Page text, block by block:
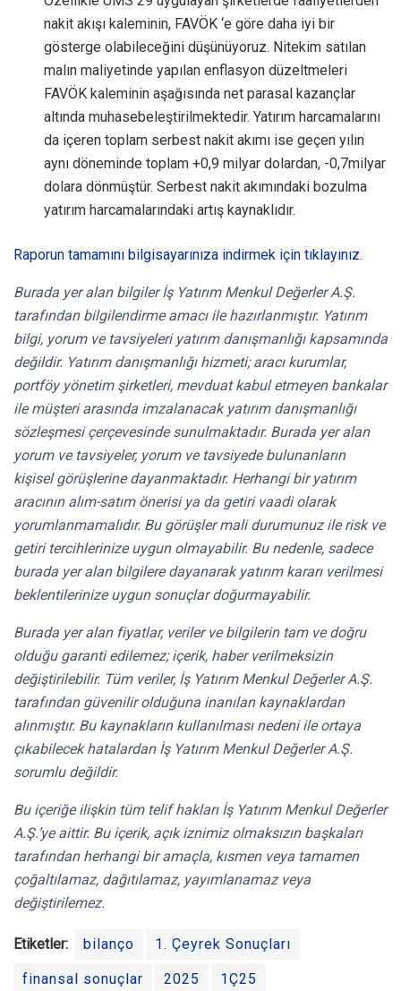
nakit akışı kaleminin, FAVÖK ‘e göre daha iyi bir
gösterge olabileceğini düşünüyoruz. Nitekim satılan
malın maliyetinde yapılan enflasyon düzeltmeleri
FAVÖK kaleminin aşağısında net parasal kazançlar
altında muhasebeleştirilmektedir. Yatırım harcamalarını
da içeren toplam serbest nakit akımı ise geçen yılın
aynı döneminde toplam +0,9 milyar dolardan, -0,7milyar
dolara dönmüştür. Serbest nakit akımındaki bozulma
yatırım harcamalarındaki artış kaynaklıdır.
Raporun tamamını bilgisayarınıza indirmek için tıklayınız.
Burada yer alan bilgiler İş Yatırım Menkul Değerler A.Ş.
tarafından bilgilendirme amacı ile hazırlanmıştır. Yatırım
bilgi, yorum ve tavsiyeleri yatırım danışmanlığı kapsamında
değildir. Yatırım danışmanlığı hizmeti; aracı kurumlar,
portföy yönetim şirketleri, mevduat kabul etmeyen bankalar
ile müşteri arasında imzalanacak yatırım danışmanlığı
sözleşmesi çerçevesinde sunulmaktadır. Burada yer alan
yorum ve tavsiyeler, yorum ve tavsiyede bulunanların
kişisel görüşlerine dayanmaktadır. Herhangi bir yatırım
aracının alım-satım önerisi ya da getiri vaadi olarak
yorumlanmamalıdır. Bu görüşler mali durumunuz ile risk ve
getiri tercihlerinize uygun olmayabilir. Bu nedenle, sadece
burada yer alan bilgilere dayanarak yatırım kararı verilmesi
beklentilerinize uygun sonuçlar doğurmayabilir.
Burada yer alan fiyatlar, veriler ve bilgilerin tam ve doğru
olduğu garanti edilemez; içerik, haber verilmeksizin
değiştirilebilir. Tüm veriler, İş Yatırım Menkul Değerler A.Ş.
tarafından güvenilir olduğuna inanılan kaynaklardan
alınmıştır. Bu kaynakların kullanılması nedeni ile ortaya
çıkabilecek hatalardan İş Yatırım Menkul Değerler A.Ş.
sorumlu değildir.
Bu içeriğe ilişkin tüm telif hakları İş Yatırım Menkul Değerler
A.Ş.’ye aittir. Bu içerik, açık iznimiz olmaksızın başkaları
tarafından herhangi bir amaçla, kısmen veya tamamen
çoğaltılamaz, dağıtılamaz, yayımlanamaz veya
değiştirilemez.
Etiketler: bilanço 1. Çeyrek Sonuçları
finansal sonuçlar 2025 1Ç25